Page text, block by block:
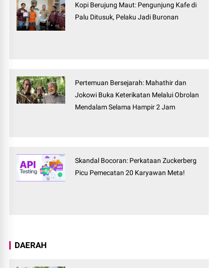
Kopi Berujung Maut: Pengunjung Kafe di
Palu Ditusuk, Pelaku Jadi Buronan
Pertemuan Bersejarah: Mahathir dan
Jokowi Buka Keterikatan Melalui Obrolan
Mendalam Selama Hampir 2 Jam
Skandal Bocoran: Perkataan Zuckerberg
Picu Pemecatan 20 Karyawan Meta!
DAERAH